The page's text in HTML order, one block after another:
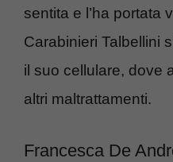
sentita e l’ha portata
Carabinieri Talbellini
il suo cellulare, dove
altri maltrattamenti.
Francesca De